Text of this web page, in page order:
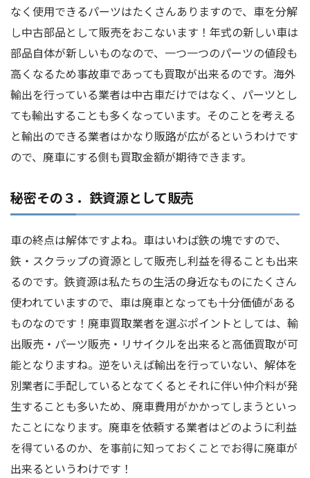
なく使用できるパーツはたくさんありますので、車を分解
し中古部品として販売をおこないます！年式の新しい車は
部品自体が新しいものなので、一つ一つのパーツの値段も
高くなるため事故車であっても買取が出来るのです。海外
輸出を行っている業者は中古車だけではなく、パーツとし
ても輸出することも多くなっています。そのことを考える
と輸出のできる業者はかなり販路が広がるというわけです
ので、廃車にする側も買取金額が期待できます。
秘密その３．鉄資源として販売
車の終点は解体ですよね。車はいわば鉄の塊ですので、
鉄・スクラップの資源として販売し利益を得ることも出来
るのです。鉄資源は私たちの生活の身近なものにたくさん
使われていますので、車は廃車となっても十分価値がある
ものなのです！廃車買取業者を選ぶポイントとしては、輸
出販売・パーツ販売・リサイクルを出来ると高価買取が可
能となりますね。逆をいえば輸出を行っていない、解体を
別業者に手配しているとなてくるとそれに伴い仲介料が発
生することも多いため、廃車費用がかかってしまうといっ
たことになります。廃車を依頼する業者はどのように利益
を得ているのか、を事前に知っておくことでお得に廃車が
出来るというわけです！